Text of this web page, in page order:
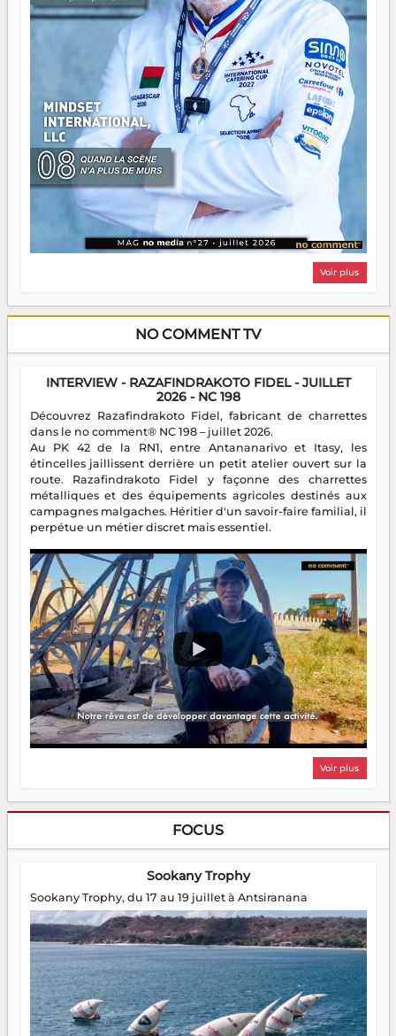
Voir plus
NO COMMENT TV
INTERVIEW - RAZAFINDRAKOTO FIDEL - JUILLET
2026 - NC 198
Découvrez Razafindrakoto Fidel, fabricant de charrettes
dans le no comment® NC 198 – juillet 2026.
Au PK 42 de la RN1, entre Antananarivo et Itasy, les
étincelles jaillissent derrière un petit atelier ouvert sur la
route. Razafindrakoto Fidel y façonne des charrettes
métalliques et des équipements agricoles destinés aux
campagnes malgaches. Héritier d'un savoir-faire familial, il
perpétue un métier discret mais essentiel.
Voir plus
FOCUS
Sookany Trophy
Sookany Trophy, du 17 au 19 juillet à Antsiranana